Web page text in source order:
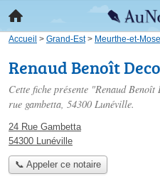
Accueil > Grand-Est> Meurthe-et-
Renaud Benoît
Cette fiche présente "Renaud
rue gambetta, 54300 Lunéville.
24 Rue Gambetta
54300 Lunéville
📞 Appeler ce notaire